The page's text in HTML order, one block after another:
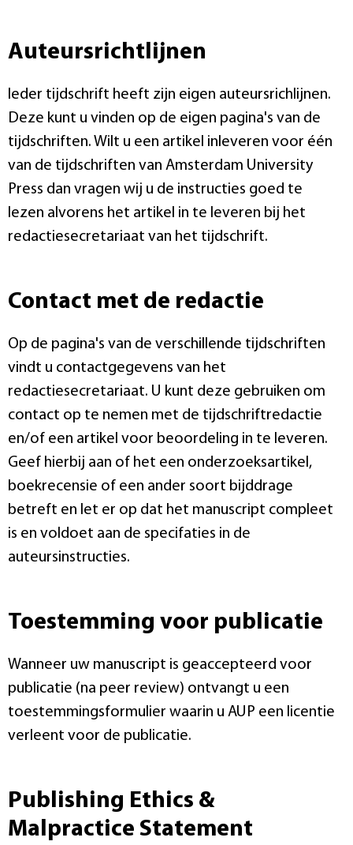
Auteursrichtlijnen
Ieder tijdschrift heeft zijn eigen auteursrichlijnen.
Deze kunt u vinden op de eigen pagina's van de
tijdschriften. Wilt u een artikel inleveren voor één
van de tijdschriften van Amsterdam University
Press dan vragen wij u de instructies goed te
lezen alvorens het artikel in te leveren bij het
redactiesecretariaat van het tijdschrift.
Contact met de redactie
Op de pagina's van de verschillende tijdschriften
vindt u contactgegevens van het
redactiesecretariaat. U kunt deze gebruiken om
contact op te nemen met de tijdschriftredactie
en/of een artikel voor beoordeling in te leveren.
Geef hierbij aan of het een onderzoeksartikel,
boekrecensie of een ander soort bijddrage
betreft en let er op dat het manuscript compleet
is en voldoet aan de specifaties in de
auteursinstructies.
Toestemming voor publicatie
Wanneer uw manuscript is geaccepteerd voor
publicatie (na peer review) ontvangt u een
toestemmingsformulier waarin u AUP een licentie
verleent voor de publicatie.
Publishing Ethics &
Malpractice Statement